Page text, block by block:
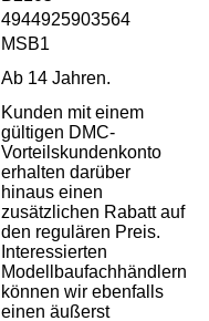
4944925903564
MSB1
Ab 14 Jahren.
Kunden mit einem
gültigen DMC-
Vorteilskundenkonto
erhalten darüber
hinaus einen
zusätzlichen Rabatt auf
den regulären Preis.
Interessierten
Modellbaufachhändlern
können wir ebenfalls
einen äußerst